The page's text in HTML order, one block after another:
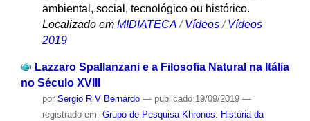
ambiental, social, tecnológico ou histórico.
Localizado em MIDIATECA / Vídeos / Vídeos
2019
Lazzaro Spallanzani e a Filosofia Natural na Itália
no Século XVIII
por Sergio R V Bernardo — publicado19/09/2019 —
registrado em: Grupo de Pesquisa Khronos: História da